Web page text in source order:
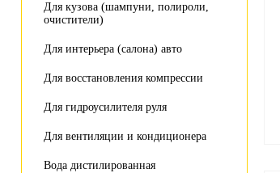
Для кузова (шампуни, полироли,
очистители)
Для интерьера (салона) авто
Для восстановления компрессии
Для гидроусилителя руля
Для вентиляции и кондиционера
Вода дистилированная